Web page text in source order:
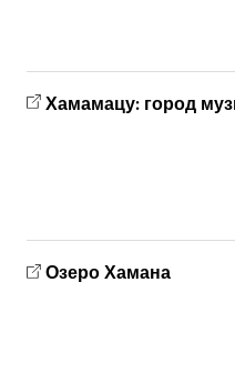
Хамамацу: город
Озеро Хамана